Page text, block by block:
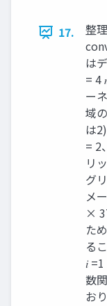
17.
整
は
= 4
ー
域
は
= 2
リ
グ
メ
×
た
る
𝑖
数
お